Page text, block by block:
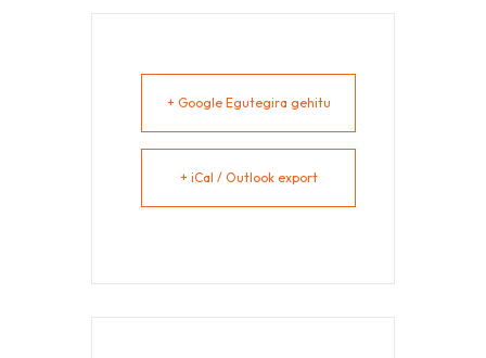
+ Google Egutegira gehitu
+ iCal / Outlook export